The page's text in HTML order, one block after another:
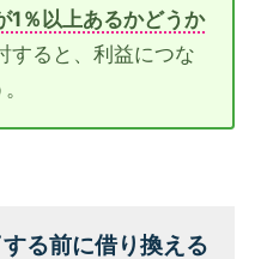
1％以上あるかどうか
すると、利益につな
る前に借り換える